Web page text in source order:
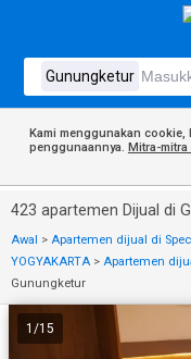
Kami menggunakan
penggunaannya. Mitra-mitra
423 apartemen Dijual di
Awal > Apartemen dijual di
YOGYAKARTA > Apartemen
Gunungketur
1 /15